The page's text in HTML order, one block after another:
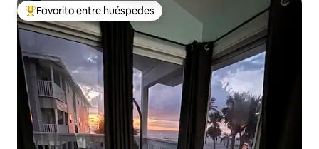
Favorito entre huéspedes preferido
Favorito entre huéspedes